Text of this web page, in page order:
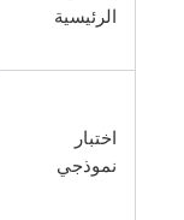
الرئيسية
اختبار
نموذجي